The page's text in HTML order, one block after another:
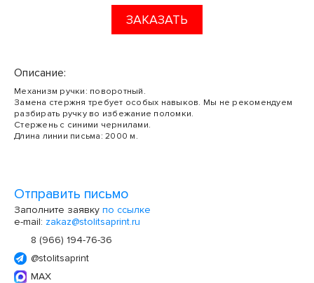
ЗАКАЗАТЬ
Описание:
Механизм ручки: поворотный.
Замена стержня требует особых навыков. Мы не рекомендуем
разбирать ручку во избежание поломки.
Стержень с синими чернилами.
Длина линии письма: 2000 м.
Отправить письмо
Заполните заявку по ссылке
e-mail: zakaz@stolitsaprint.ru
8 (966) 194-76-36
@stolitsaprint
MAX